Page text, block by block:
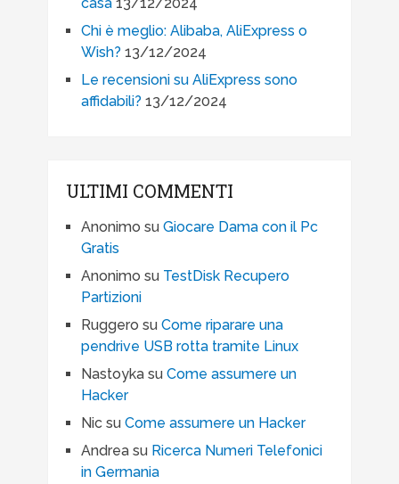
casa 13/12/2024
Chi è meglio: Alibaba, AliExpress o
Wish? 13/12/2024
Le recensioni su AliExpress sono
affidabili? 13/12/2024
ULTIMI COMMENTI
Anonimo su Giocare Dama con il Pc
Gratis
Anonimo su TestDisk Recupero
Partizioni
Ruggero su Come riparare una
pendrive USB rotta tramite Linux
Nastoykasu Come assumere un
Hacker
Nicsu Come assumere un Hacker
Andreasu Ricerca Numeri Telefonici
in Germania